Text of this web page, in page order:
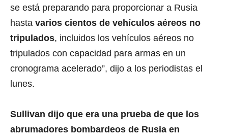
se está preparando para proporcionar a Rusia
hasta varios cientos de vehículos aéreos no
tripulados, incluidos los vehículos aéreos no
tripulados con capacidad para armas en un
cronograma acelerado”, dijo a los periodistas el
lunes.
Sullivan dijo que era una prueba de que los
abrumadores bombardeos de Rusia en